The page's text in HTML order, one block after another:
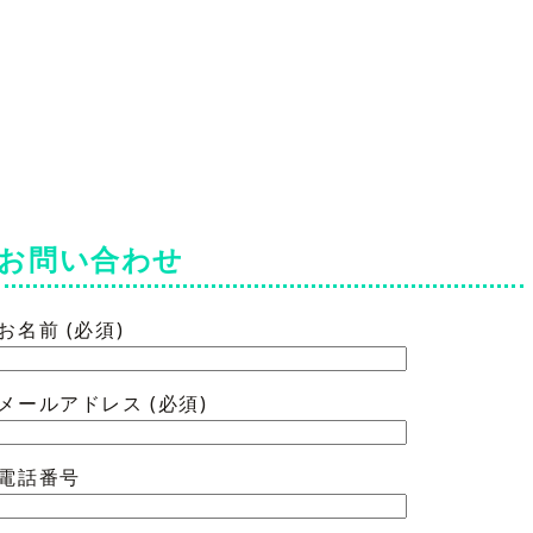
問い合わせ
名前 (必須)
ールアドレス (必須)
話番号